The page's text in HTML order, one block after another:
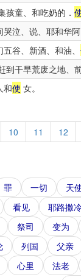
孩童、和吃奶的．
泣、说、耶和华
谷、新酒、和油、
干旱荒废之地、
和使 女。
10 11 12
罪 一切 天
看见 耶路撒
祭司 变为
列国 父亲
心里 法老